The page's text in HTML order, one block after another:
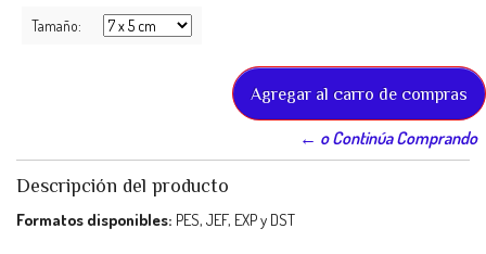
Tamaño:
← o Continúa Comprando
Descripción del producto
Formatos disponibles: PES, JEF, EXP y DST